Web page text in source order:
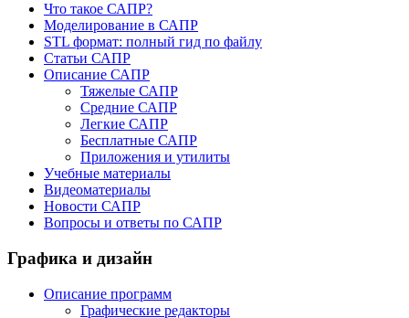
Что такое САПР?
Моделирование в САПР
STL формат: полный гид по файлу
Статьи САПР
Описание САПР
Тяжелые САПР
Средние САПР
Легкие САПР
Бесплатные САПР
Приложения и утилиты
Учебные материалы
Видеоматериалы
Новости САПР
Вопросы и ответы по САПР
Графика и дизайн
Описание программ
Графические редакторы